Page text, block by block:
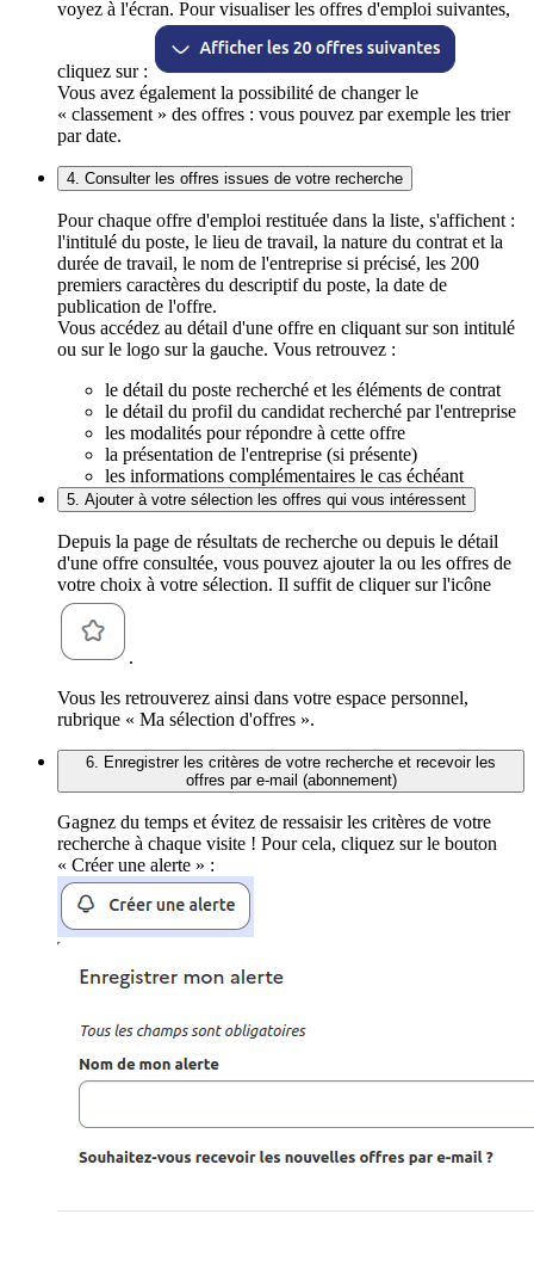
voyez à l'écran. Pour visualiser les offres d'emploi suivantes,
cliquez sur :
Vous avez également la possibilité de changer le
« classement » des offres : vous pouvez par exemple les trier
par date.
4. Consulter les offres issues de votre recherche
Pour chaque offre d'emploi restituée dans la liste, s'affichent :
l'intitulé du poste, le lieu de travail, la nature du contrat et la
durée de travail, le nom de l'entreprise si précisé, les 200
premiers caractères du descriptif du poste, la date de
publication de l'offre.
Vous accédez au détail d'une offre en cliquant sur son intitulé
ou sur le logo sur la gauche. Vous retrouvez :
le détail du poste recherché et les éléments de contrat
le détail du profil du candidat recherché par l'entreprise
les modalités pour répondre à cette offre
la présentation de l'entreprise (si présente)
les informations complémentaires le cas échéant
5. Ajouter à votre sélection les offres qui vous intéressent
Depuis la page de résultats de recherche ou depuis le détail
d'une offre consultée, vous pouvez ajouter la ou les offres de
votre choix à votre sélection. Il suffit de cliquer sur l'icône
.
Vous les retrouverez ainsi dans votre espace personnel,
rubrique « Ma sélection d'offres ».
6. Enregistrer les critères de votre recherche et recevoir les
offres par e-mail (abonnement)
Gagnez du temps et évitez de ressaisir les critères de votre
recherche à chaque visite ! Pour cela, cliquez sur le bouton
« Créer une alerte » :